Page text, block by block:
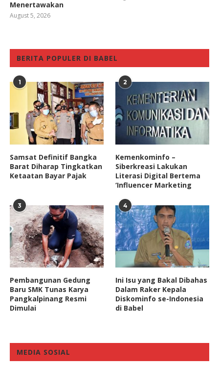
Menertawakan
August 5, 2026
BERITA POPULER DI BABEL
1
Samsat Definitif Bangka
Barat Diharap Tingkatkan
Ketaatan Bayar Pajak
2
Kemenkominfo –
Siberkreasi Lakukan
Literasi Digital Bertema
‘Influencer Marketing
3
Pembangunan Gedung
Baru SMK Tunas Karya
Pangkalpinang Resmi
Dimulai
4
Ini Isu yang Bakal Dibahas
Dalam Raker Kepala
Diskominfo se-Indonesia
di Babel
MEDIA SOSIAL